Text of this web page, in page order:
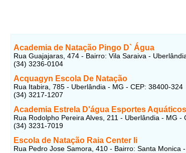
Academia de Natação Pingo D` Água
Rua Guajajaras, 474 - Bairro: Vila Saraiva -
(34) 3236-0104
Acquagyn Escola De Natação
Rua Itabira, 785 - Uberlândia - MG - CEP: 38400-324
(34) 3217-1207
Academia Estrela D'água Esportes Aquáticos
Rua Rodolpho Pereira Alves, 211 - Uberlândia - MG -
(34) 3231-7019
Escola de Natação Raia Center Ii
Rua Pedro Jose Samora, 410 - Bairro: Santa Monica